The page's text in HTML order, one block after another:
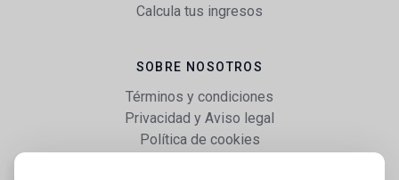
Calcula tus ingresos
SOBRE NOSOTROS
Términos y condiciones
Privacidad y Aviso legal
Política de cookies